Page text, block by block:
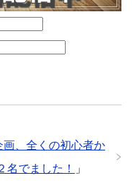
、全くの初心者か
名でました！
」